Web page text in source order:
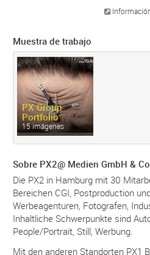
Muestra de trabajo
PX Group
Portfolio
15 imágenes
Sobre PX2@ Medien GmbH &
Die PX2 in Hamburg mit 30
Bereichen CGI, Postproduction
Werbeagenturen, Fotografen,
Inhaltliche Schwerpunkte sind
People/Portrait, Still, Werbung.
Mit den anderen Standorten PX1